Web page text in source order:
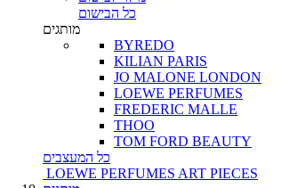
כל הבישום
מותגים
BYREDO
KILIAN PARIS
JO MALONE LONDON
LOEWE PERFUMES
FREDERIC MALLE
THOO
TOM FORD BEAUTY
כל המעצבים
LOEWE PERFUMES ART PIECES